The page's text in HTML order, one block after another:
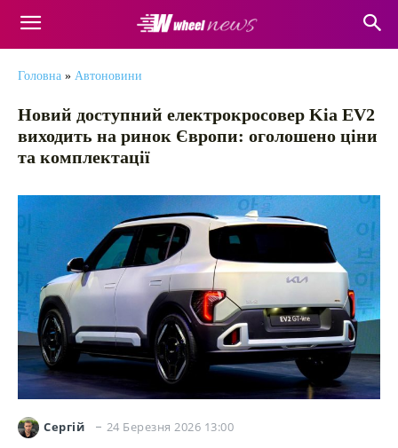
Головна » Автоновини
Новий доступний електрокросовер Kia EV2
виходить на ринок Європи: оголошено ціни
та комплектації
Сергій 24 Березня 2026 13:00